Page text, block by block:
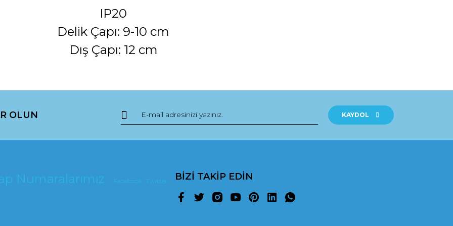
IP20
Delik Çapı: 9-10 cm
Dış Çapı: 12 cm
OLUN KAYDOL
Numaralarımız Facebook Twitter BİZİ TAKİP EDİN